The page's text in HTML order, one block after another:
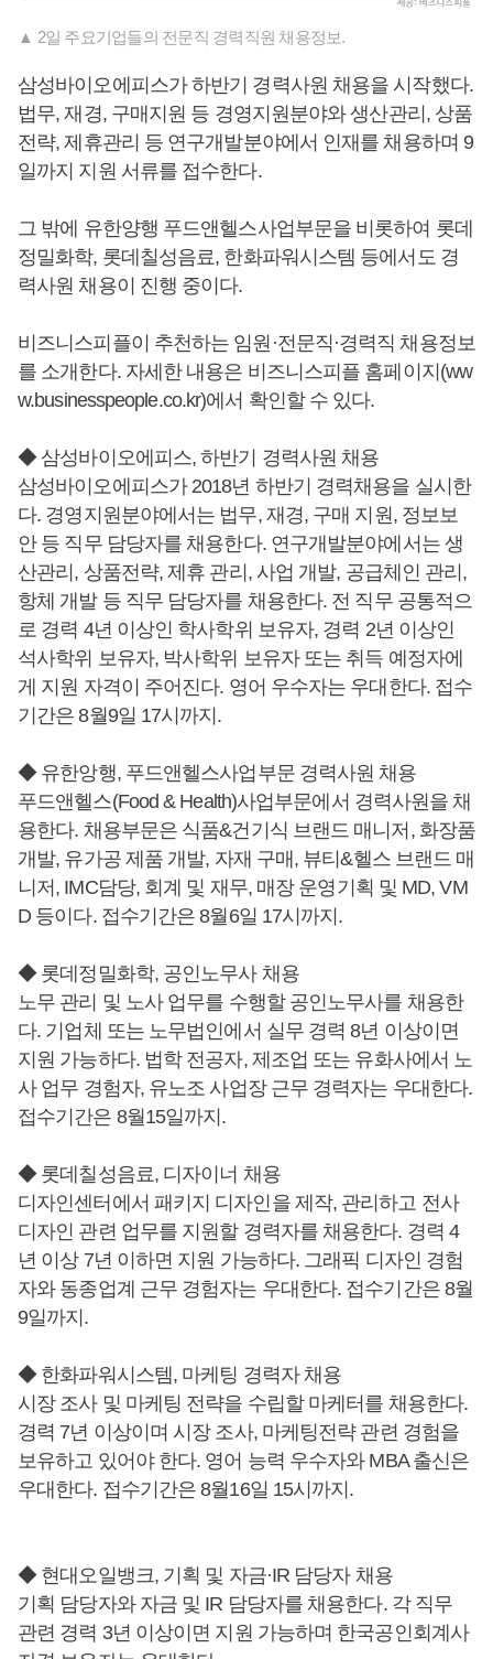
▲ 2일 주요기업들의 전문직 경력직원 채용정보.
삼성바이오에피스가 하반기 경력사원 채용을 시작했다.
법무, 재경, 구매지원 등 경영지원분야와 생산관리, 상품
전략, 제휴관리 등 연구개발분야에서 인재를 채용하며 9
일까지 지원 서류를 접수한다.
그 밖에 유한양행 푸드앤헬스사업부문을 비롯하여 롯데
정밀화학, 롯데칠성음료, 한화파워시스템 등에서도 경
력사원 채용이 진행 중이다.
비즈니스피플이 추천하는 임원·전문직·경력직 채용정보
를 소개한다. 자세한 내용은 비즈니스피플 홈페이지(ww
w.businesspeople.co.kr)에서 확인할 수 있다.
◆ 삼성바이오에피스, 하반기 경력사원 채용
삼성바이오에피스가 2018년 하반기 경력채용을 실시한
다. 경영지원분야에서는 법무, 재경, 구매 지원, 정보보
안 등 직무 담당자를 채용한다. 연구개발분야에서는 생
산관리, 상품전략, 제휴 관리, 사업 개발, 공급체인 관리,
항체 개발 등 직무 담당자를 채용한다. 전 직무 공통적으
로 경력 4년 이상인 학사학위 보유자, 경력 2년 이상인
석사학위 보유자, 박사학위 보유자 또는 취득 예정자에
게 지원 자격이 주어진다. 영어 우수자는 우대한다. 접수
기간은 8월9일 17시까지.
◆ 유한앙행, 푸드앤헬스사업부문 경력사원 채용
푸드앤헬스(Food & Health)사업부문에서 경력사원을 채
용한다. 채용부문은 식품&건기식 브랜드 매니저, 화장품
개발, 유가공 제품 개발, 자재 구매, 뷰티&헬스 브랜드 매
니저, IMC담당, 회계 및 재무, 매장 운영기획 및 MD, VM
D 등이다. 접수기간은 8월6일 17시까지.
◆ 롯데정밀화학, 공인노무사 채용
노무 관리 및 노사 업무를 수행할 공인노무사를 채용한
다. 기업체 또는 노무법인에서 실무 경력 8년 이상이면
지원 가능하다. 법학 전공자, 제조업 또는 유화사에서 노
사 업무 경험자, 유노조 사업장 근무 경력자는 우대한다.
접수기간은 8월15일까지.
◆ 롯데칠성음료, 디자이너 채용
디자인센터에서 패키지 디자인을 제작, 관리하고 전사
디자인 관련 업무를 지원할 경력자를 채용한다. 경력 4
년 이상 7년 이하면 지원 가능하다. 그래픽 디자인 경험
자와 동종업계 근무 경험자는 우대한다. 접수기간은 8월
9일까지.
◆ 한화파워시스템, 마케팅 경력자 채용
시장 조사 및 마케팅 전략을 수립할 마케터를 채용한다.
경력 7년 이상이며 시장 조사, 마케팅전략 관련 경험을
보유하고 있어야 한다. 영어 능력 우수자와 MBA 출신은
우대한다. 접수기간은 8월16일 15시까지.
◆ 현대오일뱅크, 기획 및 자금·IR 담당자 채용
기획 담당자와 자금 및 IR 담당자를 채용한다. 각 직무
관련 경력 3년 이상이면 지원 가능하며 한국공인회계사